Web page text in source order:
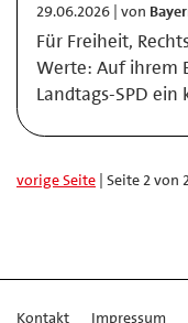
29.06.2026 | von
Für Freiheit,
Werte: Auf ihrem
Landtags-SPD ein
vorige Seite | Seite 2 von
Kontakt Impressum